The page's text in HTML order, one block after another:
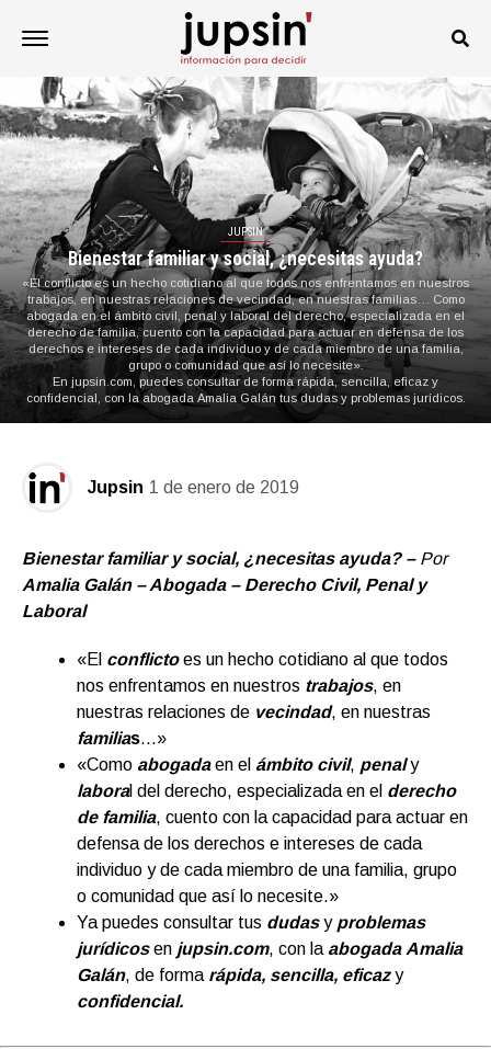
JUPSIN
Bienestar familiar y social, ¿necesitas ayuda?
«El conflicto es un hecho cotidiano al que todos nos enfrentamos en nuestros
trabajos, en nuestras relaciones de vecindad, en nuestras familias… Como
abogada en el ámbito civil, penal y laboral del derecho, especializada en el
derecho de familia, cuento con la capacidad para actuar en defensa de los
derechos e intereses de cada individuo y de cada miembro de una familia,
grupo o comunidad que así lo necesite».
En jupsin.com, puedes consultar de forma rápida, sencilla, eficaz y
confidencial, con la abogada Amalia Galán tus dudas y problemas jurídicos.
Jupsin 1 de enero de 2019
Bienestar familiar y social, ¿necesitas ayuda? – Por
Amalia Galán – Abogada – Derecho Civil, Penal y
Laboral
«El conflictoes un hecho cotidiano al que todos
nos enfrentamos en nuestros trabajos, en
nuestras relaciones de vecindad, en nuestras
familias…»
«Como abogadaen el ámbito civil, penal y
laboral del derecho, especializada en el derecho
de familia, cuento con la capacidad para actuar en
defensa de los derechos e intereses de cada
individuo y de cada miembro de una familia, grupo
o comunidad que así lo necesite.»
Ya puedes consultar tus dudasy problemas
jurídicosen jupsin.com, con la abogada Amalia
Galán, de forma rápida, sencilla, eficazy
confidencial.